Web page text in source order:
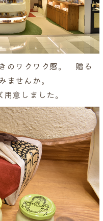
のワクワク感。 贈る
せんか。
意しました。